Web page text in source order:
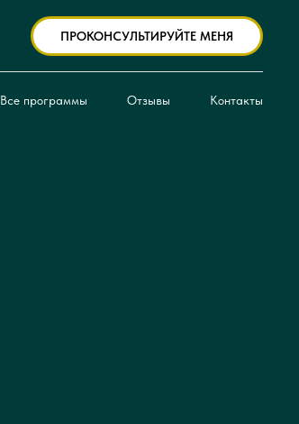
ПРОКОНСУЛЬТИРУЙТЕ МЕНЯ
Все программы Отзывы Контакты